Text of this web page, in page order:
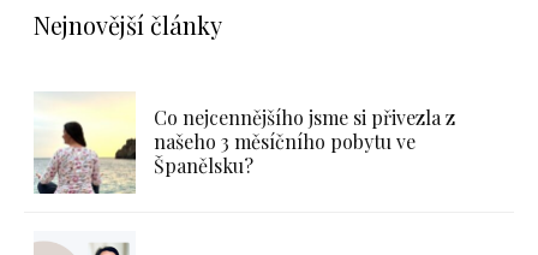
Nejnovější články
Co nejcennějšího jsme si přivezla z
našeho 3 měsíčního pobytu ve
Španělsku?